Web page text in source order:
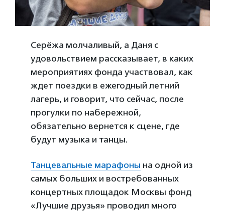
Серёжа молчаливый, а Даня с
удовольствием рассказывает, в каких
мероприятиях фонда участвовал, как
ждет поездки в ежегодный летний
лагерь, и говорит, что сейчас, после
прогулки по набережной,
обязательно вернется к сцене, где
будут музыка и танцы.
Танцевальные марафоны на одной из
самых больших и востребованных
концертных площадок Москвы фонд
«Лучшие друзья» проводил много